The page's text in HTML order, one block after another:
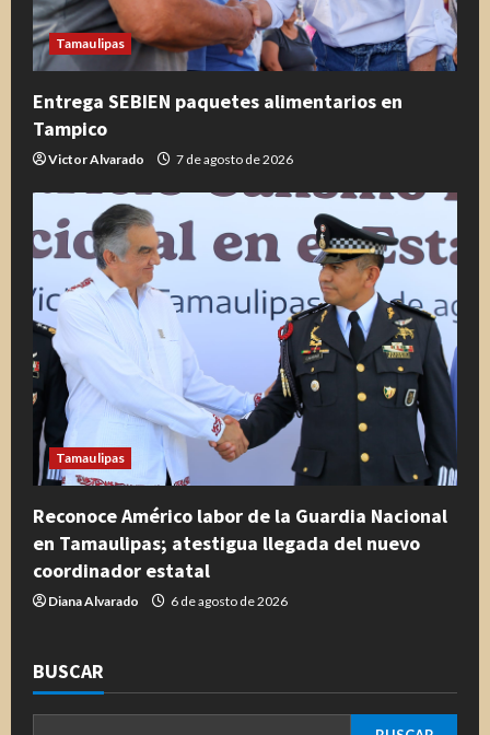
Tamaulipas
Entrega SEBIEN paquetes alimentarios en
Tampico
Victor Alvarado 7 de agosto de 2026
Tamaulipas
Reconoce Américo labor de la Guardia Nacional
en Tamaulipas; atestigua llegada del nuevo
coordinador estatal
Diana Alvarado 6 de agosto de 2026
BUSCAR